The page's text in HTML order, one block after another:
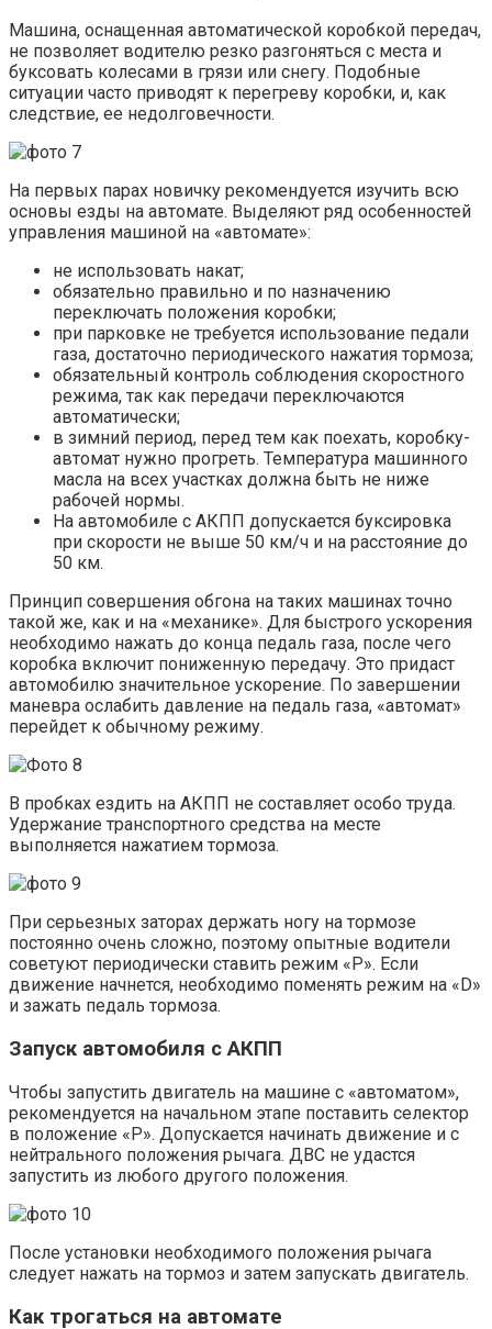
Машина, оснащенная автоматической коробкой передач,
не позволяет водителю резко разгоняться с места и
буксовать колесами в грязи или снегу. Подобные
ситуации часто приводят к перегреву коробки, и, как
следствие, ее недолговечности.
На первых парах новичку рекомендуется изучить всю
основы езды на автомате. Выделяют ряд особенностей
управления машиной на «автомате»:
не использовать накат;
обязательно правильно и по назначению
переключать положения коробки;
при парковке не требуется использование педали
газа, достаточно периодического нажатия тормоза;
обязательный контроль соблюдения скоростного
режима, так как передачи переключаются
автоматически;
в зимний период, перед тем как поехать, коробку-
автомат нужно прогреть. Температура машинного
масла на всех участках должна быть не ниже
рабочей нормы.
На автомобиле с АКПП допускается буксировка
при скорости не выше 50 км/ч и на расстояние до
50 км.
Принцип совершения обгона на таких машинах точно
такой же, как и на «механике». Для быстрого ускорения
необходимо нажать до конца педаль газа, после чего
коробка включит пониженную передачу. Это придаст
автомобилю значительное ускорение. По завершении
маневра ослабить давление на педаль газа, «автомат»
перейдет к обычному режиму.
В пробках ездить на АКПП не составляет особо труда.
Удержание транспортного средства на месте
выполняется нажатием тормоза.
При серьезных заторах держать ногу на тормозе
постоянно очень сложно, поэтому опытные водители
советуют периодически ставить режим «Р». Если
движение начнется, необходимо поменять режим на «D»
и зажать педаль тормоза.
Запуск автомобиля с АКПП
Чтобы запустить двигатель на машине с «автоматом»,
рекомендуется на начальном этапе поставить селектор
в положение «Р». Допускается начинать движение и с
нейтрального положения рычага. ДВС не удастся
запустить из любого другого положения.
После установки необходимого положения рычага
следует нажать на тормоз и затем запускать двигатель.
Как трогаться на автомате